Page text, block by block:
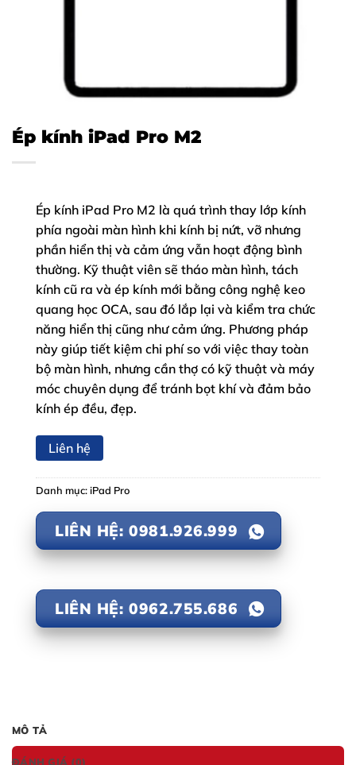
Ép kính iPad Pro M2
Ép kính iPad Pro M2 là quá trình thay lớp kính
phía ngoài màn hình khi kính bị nứt, vỡ nhưng
phần hiển thị và cảm ứng vẫn hoạt động bình
thường. Kỹ thuật viên sẽ tháo màn hình, tách
kính cũ ra và ép kính mới bằng công nghệ keo
quang học OCA, sau đó lắp lại và kiểm tra chức
năng hiển thị cũng như cảm ứng. Phương pháp
này giúp tiết kiệm chi phí so với việc thay toàn
bộ màn hình, nhưng cần thợ có kỹ thuật và máy
móc chuyên dụng để tránh bọt khí và đảm bảo
kính ép đều, đẹp.
Liên hệ
Danh mục:iPad Pro
LIÊN HỆ: 0981.926.999
LIÊN HỆ: 0962.755.686
MÔ TẢ
ĐÁNH GIÁ (0)